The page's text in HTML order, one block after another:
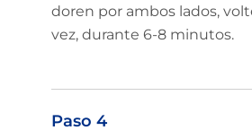
doren por ambos lados,
vez, durante 6-8 minutos.
Paso 4